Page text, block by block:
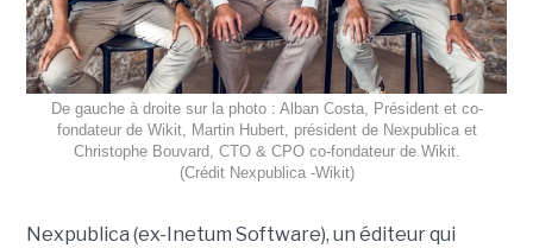
De gauche à droite sur la photo : Alban Costa, Président et co-
fondateur de Wikit, Martin Hubert, président de Nexpublica et
Christophe Bouvard, CTO & CPO co-fondateur de Wikit.
(Crédit Nexpublica -Wikit)
Nexpublica (ex-Inetum Software), un éditeur qui